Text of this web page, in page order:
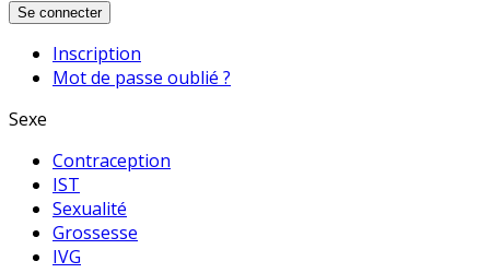
Se connecter
Inscription
Mot de passe oublié ?
Sexe
Contraception
IST
Sexualité
Grossesse
IVG